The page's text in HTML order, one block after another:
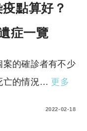
點算好？
症一覽
的確診者有不少
亡的情況… 更多
2022-02-18